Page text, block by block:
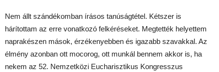
Nem állt szándékomban írásos tanúságtétel. Kétszer is
hárítottam az erre vonatkozó felkéréseket. Megtették helyettem
naprakészen mások, érzékenyebben és igazabb szavakkal. Az
élmény azonban ott mocorog, ott munkál bennem akkor is, ha
nekem az 52. Nemzetközi Eucharisztikus Kongresszus